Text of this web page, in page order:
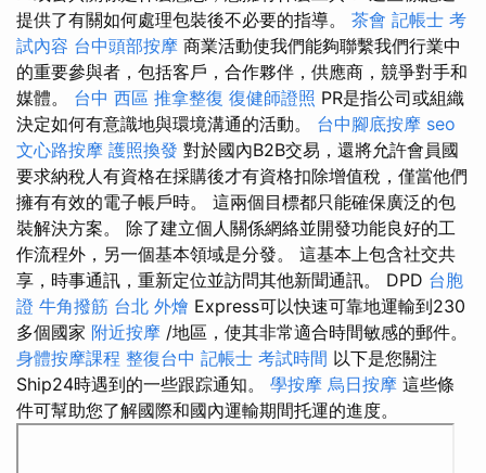
提供了有關如何處理包裝後不必要的指導。 茶會 記帳士 考
試內容 台中頭部按摩 商業活動使我們能夠聯繫我們行業中
的重要參與者，包括客戶，合作夥伴，供應商，競爭對手和
媒體。 台中 西區 推拿整復 復健師證照 PR是指公司或組織
決定如何有意識地與環境溝通的活動。 台中腳底按摩 seo
文心路按摩 護照換發 對於國內B2B交易，還將允許會員國
要求納稅人有資格在採購後才有資格扣除增值稅，僅當他們
擁有有效的電子帳戶時。 這兩個目標都只能確保廣泛的包
裝解決方案。 除了建立個人關係網絡並開發功能良好的工
作流程外，另一個基本領域是分發。 這基本上包含社交共
享，時事通訊，重新定位並訪問其他新聞通訊。 DPD 台胞
證 牛角撥筋 台北 外燴 Express可以快速可靠地運輸到230
多個國家 附近按摩 /地區，使其非常適合時間敏感的郵件。
身體按摩課程 整復台中 記帳士 考試時間 以下是您關注
Ship24時遇到的一些跟踪通知。 學按摩 烏日按摩 這些條
件可幫助您了解國際和國內運輸期間托運的進度。